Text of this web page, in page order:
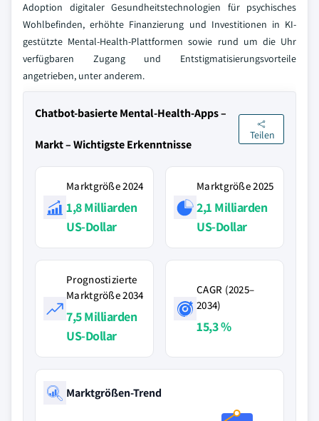
Adoption digitaler Gesundheitstechnologien für psychisches
Wohlbefinden, erhöhte Finanzierung und Investitionen in KI-
gestützte Mental-Health-Plattformen sowie rund um die Uhr
verfügbaren Zugang und Entstigmatisierungsvorteile
angetrieben, unter anderem.
Chatbot-basierte Mental-Health-Apps –
Markt – Wichtigste Erkenntnisse
Teilen
Marktgröße 2024
1,8 Milliarden
US-Dollar
Marktgröße 2025
2,1 Milliarden
US-Dollar
Prognostizierte
Marktgröße 2034
7,5 Milliarden
US-Dollar
CAGR (2025–
2034)
15,3 %
Marktgrößen-Trend